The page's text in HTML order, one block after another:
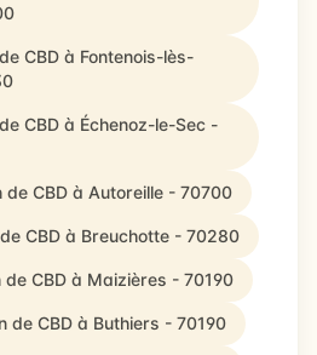
CBD à Fontenois-lès-
CBD à Échenoz-le-Sec -
CBD à Autoreille - 70700
CBD à Breuchotte - 70280
CBD à Maizières - 70190
de CBD à Buthiers - 70190